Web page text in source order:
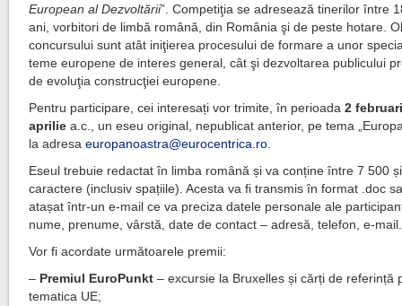
European al Dezvoltării”. Competiţia se adresează tinerilor între
ani, vorbitori de limbă română, din România şi de peste hotare.
concursului sunt atât iniţierea procesului de formare a unor
teme europene de interes general, cât şi dezvoltarea publicului
de evoluţia construcţiei europene.
Pentru participare, cei interesați vor trimite, în perioada2
aprilie a.c., un eseu original, nepublicat anterior, pe tema
la adresaeuropanoastra@eurocentrica.ro
Eseul trebuie redactat în limba română și va conține între 7 500
caractere (inclusiv spațiile). Acesta va fi transmis în format .doc
atașat într-un e-mail ce va preciza datele personale ale
nume, prenume, vârstă, date de contact – adresă, telefon, e-mail.
Vor fi acordate următoarele premii:
– Premiul EuroPunkt – excursie la Bruxelles și cărți de referință
tematica UE;